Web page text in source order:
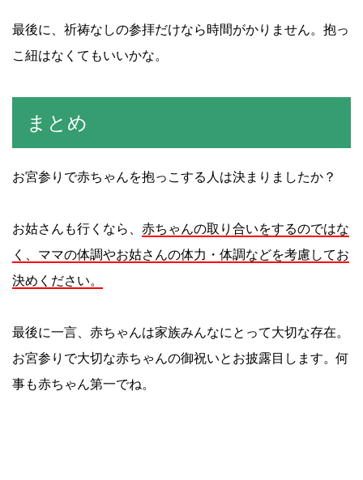
最後に、祈祷なしの参拝だけなら時間がかりません。抱っ
こ紐はなくてもいいかな。
まとめ
お宮参りで赤ちゃんを抱っこする人は決まりましたか？
お姑さんも行くなら、 赤ちゃんの取り合いをするのではな
く、ママの体調やお姑さんの体力・体調などを考慮してお
決めください。
最後に一言、赤ちゃんは家族みんなにとって大切な存在。
お宮参りで大切な赤ちゃんの御祝いとお披露目します。何
事も赤ちゃん第一でね。